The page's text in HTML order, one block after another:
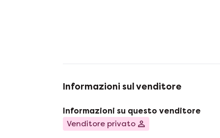
Informazioni sul venditore
Informazioni su questo venditore
Venditore privato